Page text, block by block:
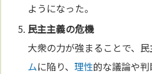
ようになった。
民主主義の危機
大衆の力が強まることで、
ムに陥り、理性的な議論や